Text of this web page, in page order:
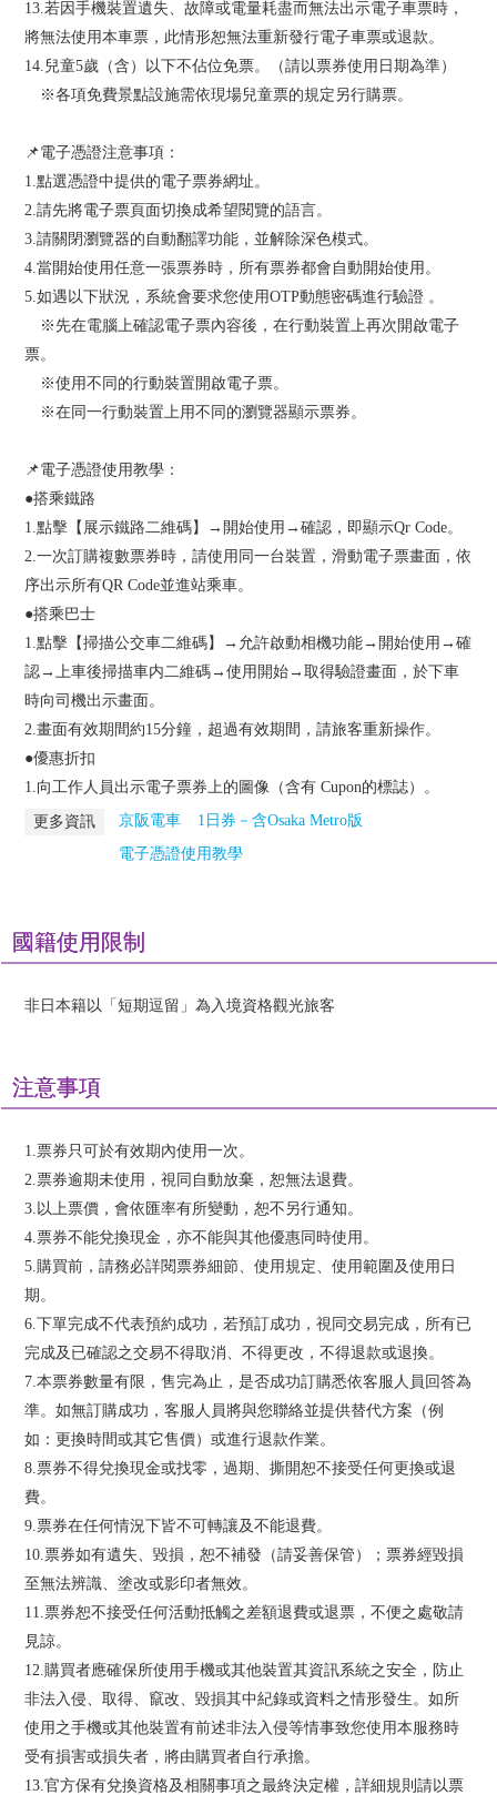
13.若因手機裝置遺失、故障或電量耗盡而無法出示電子車票時，
將無法使用本車票，此情形恕無法重新發行電子車票或退款。
14.兒童5歲（含）以下不佔位免票。（請以票券使用日期為準）
※各項免費景點設施需依現場兒童票的規定另行購票。
📌電子憑證注意事項：
1.點選憑證中提供的電子票券網址。
2.請先將電子票頁面切換成希望閱覽的語言。
3.請關閉瀏覽器的自動翻譯功能，並解除深色模式。
4.當開始使用任意一張票券時，所有票券都會自動開始使用。
5.如遇以下狀況，系統會要求您使用OTP動態密碼進行驗證 。
※先在電腦上確認電子票內容後，在行動裝置上再次開啟電子
票。
※使用不同的行動裝置開啟電子票。
※在同一行動裝置上用不同的瀏覽器顯示票券。
📌電子憑證使用教學：
●搭乘鐵路
1.點擊【展示鐵路二維碼】→開始使用→確認，即顯示Qr Code。
2.一次訂購複數票券時，請使用同一台裝置，滑動電子票畫面，依
序出示所有QR Code並進站乘車。
●搭乘巴士
1.點擊【掃描公交車二維碼】→允許啟動相機功能→開始使用→確
認→上車後掃描車内二維碼→使用開始→取得驗證畫面，於下車
時向司機出示畫面。
2.畫面有效期間約15分鐘，超過有效期間，請旅客重新操作。
●優惠折扣
1.向工作人員出示電子票券上的圖像（含有 Cupon的標誌）。
更多資訊 京阪電車
1日券－含Osaka Metro版
電子憑證使用教學
國籍使用限制
非日本籍以「短期逗留」為入境資格觀光旅客
注意事項
1.票券只可於有效期內使用一次。
2.票券逾期未使用，視同自動放棄，恕無法退費。
3.以上票價，會依匯率有所變動，恕不另行通知。
4.票券不能兌換現金，亦不能與其他優惠同時使用。
5.購買前，請務必詳閱票券細節、使用規定、使用範圍及使用日
期。
6.下單完成不代表預約成功，若預訂成功，視同交易完成，所有已
完成及已確認之交易不得取消、不得更改，不得退款或退換。
7.本票券數量有限，售完為止，是否成功訂購悉依客服人員回答為
準。如無訂購成功，客服人員將與您聯絡並提供替代方案（例
如：更換時間或其它售價）或進行退款作業。
8.票券不得兌換現金或找零，過期、撕開恕不接受任何更換或退
費。
9.票券在任何情況下皆不可轉讓及不能退費。
10.票券如有遺失、毀損，恕不補發（請妥善保管）；票券經毀損
至無法辨識、塗改或影印者無效。
11.票券恕不接受任何活動抵觸之差額退費或退票，不便之處敬請
見諒。
12.購買者應確保所使用手機或其他裝置其資訊系統之安全，防止
非法入侵、取得、竄改、毀損其中紀錄或資料之情形發生。如所
使用之手機或其他裝置有前述非法入侵等情事致您使用本服務時
受有損害或損失者，將由購買者自行承擔。
13.官方保有兌換資格及相關事項之最終決定權，詳細規則請以票